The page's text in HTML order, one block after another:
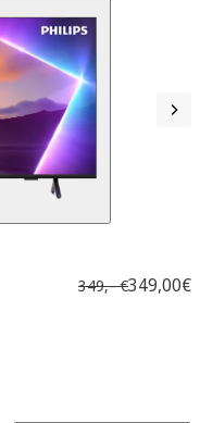
349,– €349,00€